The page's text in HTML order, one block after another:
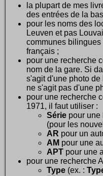
la plupart de mes
des entrées de la
pour les noms des
Leuven et pas
communes
français ;
pour une recherche
nom de la gare. Si
s'agit d'une photo
ne s'agit pas d'une
pour une recherche
1971, il faut utiliser :
Série pour une
(pour les
AR pour un
AM pour une
APT pour une
pour une recherche
Type (ex. :